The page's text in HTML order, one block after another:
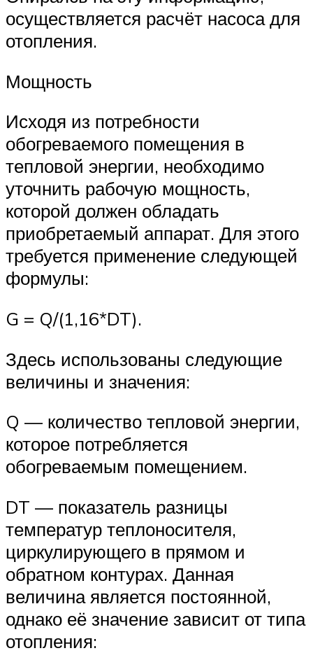
осуществляется расчёт насоса для
отопления.
Мощность
Исходя из потребности
обогреваемого помещения в
тепловой энергии, необходимо
уточнить рабочую мощность,
которой должен обладать
приобретаемый аппарат. Для этого
требуется применение следующей
формулы:
G = Q/(1,16*DT).
Здесь использованы следующие
величины и значения:
Q — количество тепловой энергии,
которое потребляется
обогреваемым помещением.
DT — показатель разницы
температур теплоносителя,
циркулирующего в прямом и
обратном контурах. Данная
величина является постоянной,
однако её значение зависит от типа
отопления: